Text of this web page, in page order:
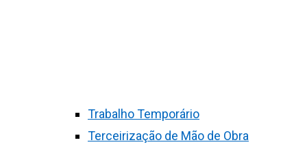
Trabalho Temporário
Terceirização de Mão de Obra